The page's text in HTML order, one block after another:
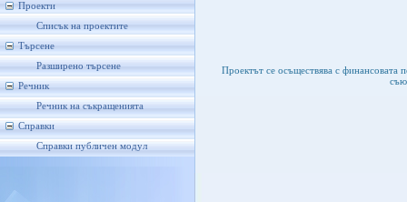
Проекти
Списък на проектите
Търсене
Разширено търсене
Речник
Речник на съкращенията
Справки
Справки публичен модул
Проектът се осъществява с финансовата